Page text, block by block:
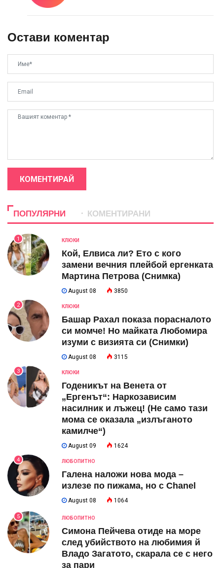
Остави коментар
КОМЕНТИРАЙ
ПОПУЛЯРНИ КОМЕНТИРАНИ
1 КЛЮКИ
Кой, Елвиса ли? Ето с кого
замени вечния плейбой ергенката
Мартина Петрова (Снимка)
August 08 3850
2 КЛЮКИ
Башар Рахал показа порасналото
си момче! Но майката Любомира
изуми с визията си (Снимки)
August 08 3115
3 КЛЮКИ
Годеникът на Венета от
„Ергенът“: Наркозависим
насилник и лъжец! (Не само тази
мома се оказала „излъганото
камилче“)
August 09 1624
4 ЛЮБОПИТНО
Галена наложи нова мода –
излезе по пижама, но с Chanel
August 08 1064
5 ЛЮБОПИТНО
Симона Пейчева отиде на море
след убийството на любимия й
Владо Загатото, скарала се с него
за пари